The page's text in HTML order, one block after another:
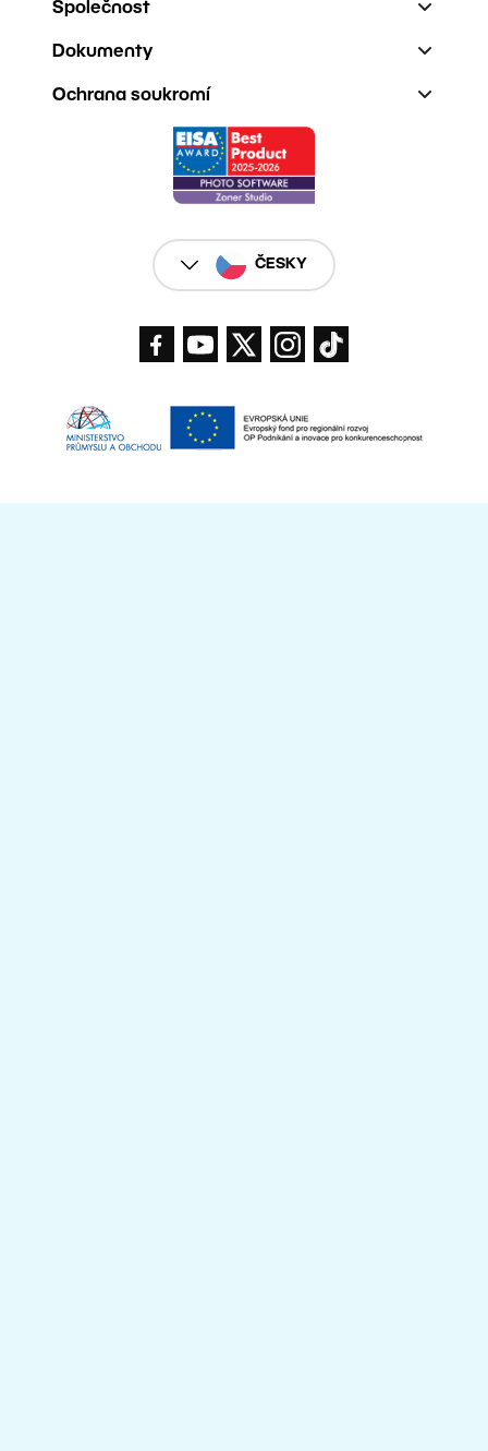
Společnost
Dokumenty
Ochrana soukromí
ČESKY